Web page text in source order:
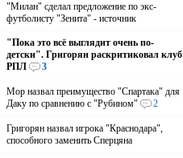
"Милан" сделал предложение по экс-
футболисту "Зенита" - источник
"Пока это всё выглядит очень по-
детски". Григорян раскритиковал клуб
РПЛ
3
Мор назвал преимущество "Спартака" для
Даку по сравнению с "Рубином"
2
Григорян назвал игрока "Краснодара",
способного заменить Сперцяна